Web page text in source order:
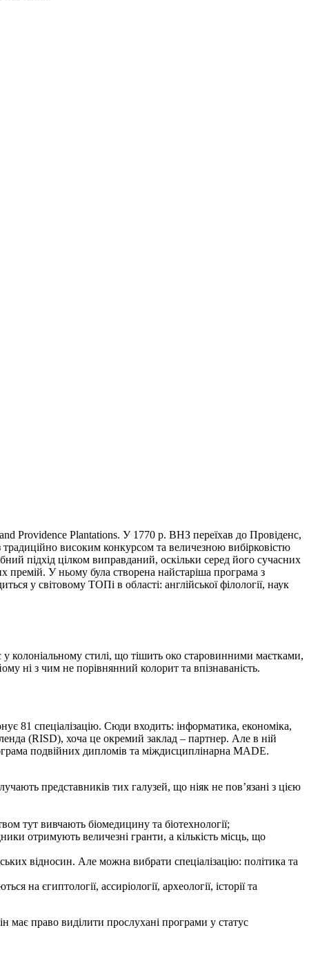
Providence Plantations. У 1770 р. ВНЗ переїхав до Провіденс,
високим конкурсом та величезною вибірковістю
підхід цілком виправданий, оскільки серед його сучасних
премій. У ньому була створена найстаріша програма з
у світовому ТОПі в області: англійської філології, наук
колоніальному стилі, що тішить око старовинними маєтками,
ні з чим не порівнянний колорит та впізнаваність.
81 спеціалізацію. Сюди входить: інформатика, економіка,
(RISD), хоча це окремий заклад – партнер. Але в ній
подвійних дипломів та міждисциплінарна MADE.
представників тих галузей, що ніяк не пов’язані з цією
тут вивчають біомедицину та біотехнології;
отримують величезні гранти, а кількість місць, що
відносин. Але можна вибрати спеціалізацію: політика та
на єгиптології, ассиріології, археології, історії та
має право виділити прослухані програми у статус